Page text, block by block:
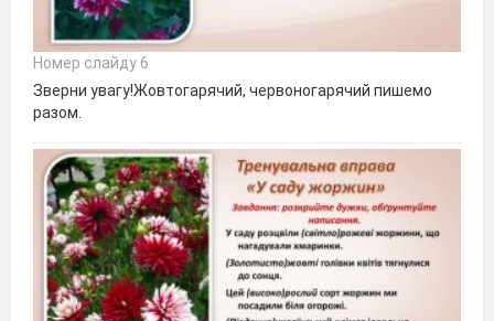
Номер слайду 6
Зверни увагу!Жовтогарячий, червоногарячий пишемо
разом.